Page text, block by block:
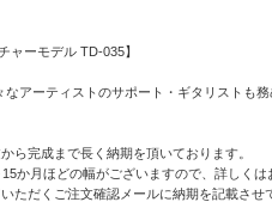
ャーモデル TD-035】
なアーティストのサポート・ギタリストも
ら完成まで長く納期を頂いております。
か月ほどの幅がございますので、詳しくは
ただくご注文確認メールに納期を記載させ